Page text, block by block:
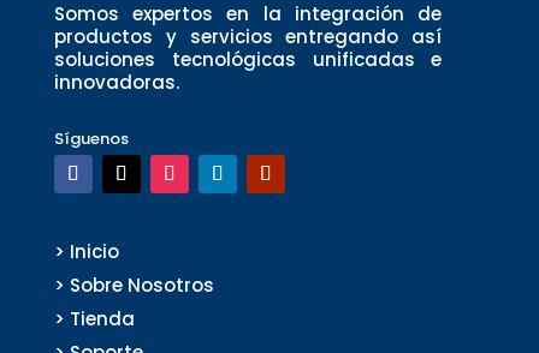
Somos expertos en la integración de
productos y servicios entregando así
soluciones tecnológicas unificadas e
innovadoras.
Síguenos
> Inicio
> Sobre Nosotros
> Tienda